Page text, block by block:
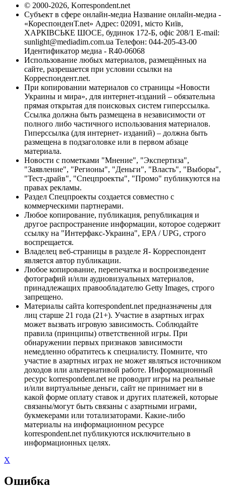
© 2000-2026, Korrespondent.net
Субъект в сфере онлайн-медиа Название онлайн-медиа -
«КореспонденТ.net» Адрес: 02091, місто Київ,
ХАРКІВСЬКЕ ШОСЕ, будинок 172-Б, офіс 208/1 E-mail:
sunlight@mediadim.com.ua Телефон: 044-205-43-00
Идентификатор медиа - R40-06068
Использование любых материалов, размещённых на
сайте, разрешается при условии ссылки на
Корреспондент.net.
При копировании материалов со страницы «Новости
Украины и мира», для интернет-изданий – обязательна
прямая открытая для поисковых систем гиперссылка.
Ссылка должна быть размещена в независимости от
полного либо частичного использования материалов.
Гиперссылка (для интернет- изданий) – должна быть
размещена в подзаголовке или в первом абзаце
материала.
Новости с пометками "Мнение", "Экспертиза",
"Заявление", "Регионы", "Деньги", "Власть", "Выборы",
"Тест-драйв", "Спецпроекты", "Промо" публикуются на
правах рекламы.
Раздел Спецпроекты создается совместно с
коммерческими партнерами.
Любое копирование, публикация, републикация и
другое распространение информации, которое содержит
ссылку на "Интерфакс-Украина", EPA / UPG, строго
воспрещается.
Владелец веб-страницы в разделе Я- Корреспондент
является автор публикации.
Любое копирование, перепечатка и воспроизведение
фотографий и/или аудиовизуальных материалов,
принадлежащих правообладателю Getty Images, строго
запрещено.
Материалы сайта korrespondent.net предназначены для
лиц старше 21 года (21+). Участие в азартных играх
может вызвать игровую зависимость. Соблюдайте
правила (принципы) ответственной игры. При
обнаружении первых признаков зависимости
немедленно обратитесь к специалисту. Помните, что
участие в азартных играх не может являться источником
доходов или альтернативой работе. Информационный
ресурс korrespondent.net не проводит игры на реальные
и/или виртуальные деньги, сайт не принимает ни в
какой форме оплату ставок и других платежей, которые
связаны/могут быть связаны с азартными играми,
букмекерами или тотализаторами. Какие-либо
материалы на информационном ресурсе
korrespondent.net публикуются исключительно в
информационных целях.
X
Ошибка